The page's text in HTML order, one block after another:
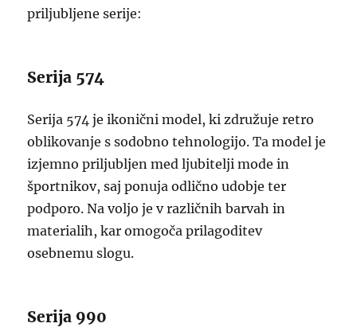
priljubljene serije:
Serija 574
Serija 574 je ikonični model, ki združuje retro
oblikovanje s sodobno tehnologijo. Ta model je
izjemno priljubljen med ljubitelji mode in
športnikov, saj ponuja odlično udobje ter
podporo. Na voljo je v različnih barvah in
materialih, kar omogoča prilagoditev
osebnemu slogu.
Serija 990